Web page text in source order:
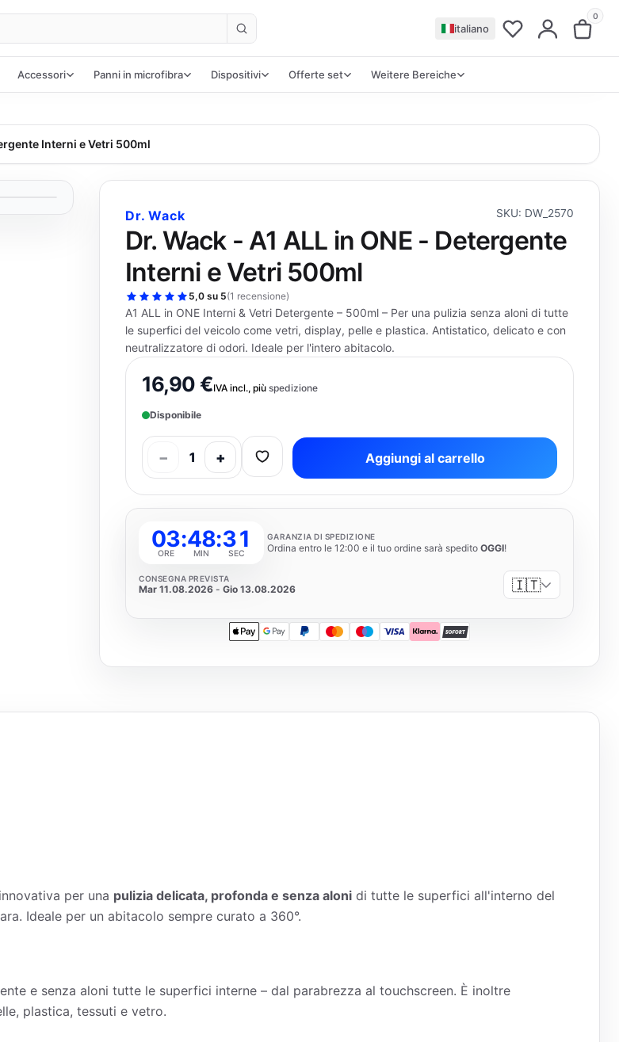
italiano
0
Accessori Panni in microfibra Dispositivi Offerte set Weitere Bereiche
Interni e Vetri 500ml
Dr. Wack SKU: DW_2570
Dr. Wack - A1 ALL in ONE - Detergente
Interni e Vetri 500ml
5,0 su 5(1 recensione)
A1 ALL in ONE Interni & Vetri Detergente – 500ml – Per una pulizia senza aloni di tutte
le superfici del veicolo come vetri, display, pelle e plastica. Antistatico, delicato e con
neutralizzatore di odori. Ideale per l'intero abitacolo.
16,90 €IVA incl., più spedizione
Disponibile
− 1 + Aggiungi al carrello
03
ORE
:48
MIN
:30
SEC
GARANZIA DI SPEDIZIONE
Ordina entro le 12:00 e il tuo ordine sarà spedito OGGI!
CONSEGNA PREVISTA
Mar 11.08.2026 - Gio 13.08.2026 🇮🇹
Apple PayGoogle Pay
PayPalMastercardMaestro
Visa KlarnaSOFORT
per una pulizia delicata, profonda e senza aloni di tutte le superfici all'interno del
Ideale per un abitacolo sempre curato a 360°.
e senza aloni tutte le superfici interne – dal parabrezza al touchscreen. È inoltre
plastica, tessuti e vetro.